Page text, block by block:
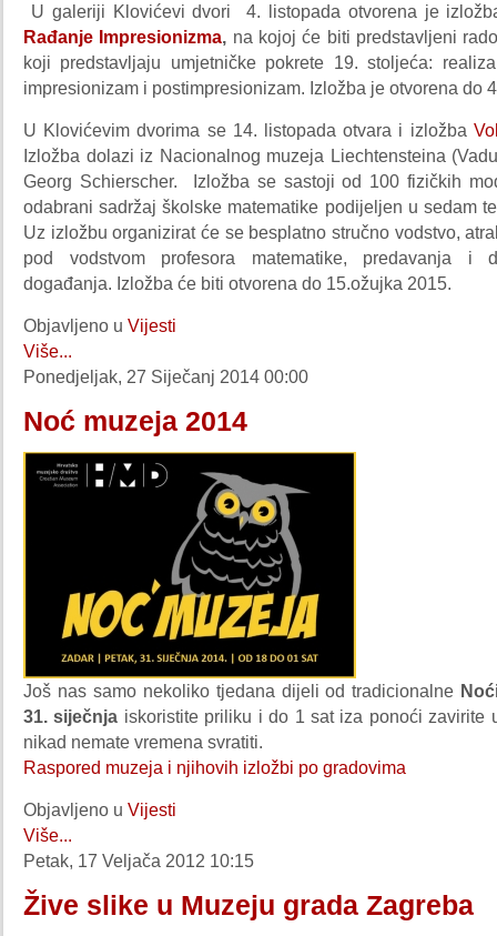
U galeriji Klovićevi dvori 4. listopada otvorena je
Rađanje Impresionizma, na kojoj će biti predstavljeni
koji predstavljaju umjetničke pokrete 19. stoljeća:
impresionizam i postimpresionizam. Izložba je otvorena do
U Klovićevim dvorima se 14. listopada otvara i izložba
Izložba dolazi iz Nacionalnog muzeja Liechtensteina
Georg Schierscher. Izložba se sastoji od 100 fizičkih
odabrani sadržaj školske matematike podijeljen u sedam
Uz izložbu organizirat će se besplatno stručno vodstvo,
pod vodstvom profesora matematike, predavanja i
događanja. Izložba će biti otvorena do 15.ožujka 2015.
Objavljeno u Vijesti
Više...
Ponedjeljak, 27 Siječanj 2014 00:00
Noć muzeja 2014
Još nas samo nekoliko tjedana dijeli od tradicionalne
31. siječnja iskoristite priliku i do 1 sat iza ponoći zavirite
nikad nemate vremena svratiti.
Raspored muzeja i njihovih izložbi po gradovima
Objavljeno u Vijesti
Više...
Petak, 17 Veljača 2012 10:15
Žive slike u Muzeju grada Zagreba